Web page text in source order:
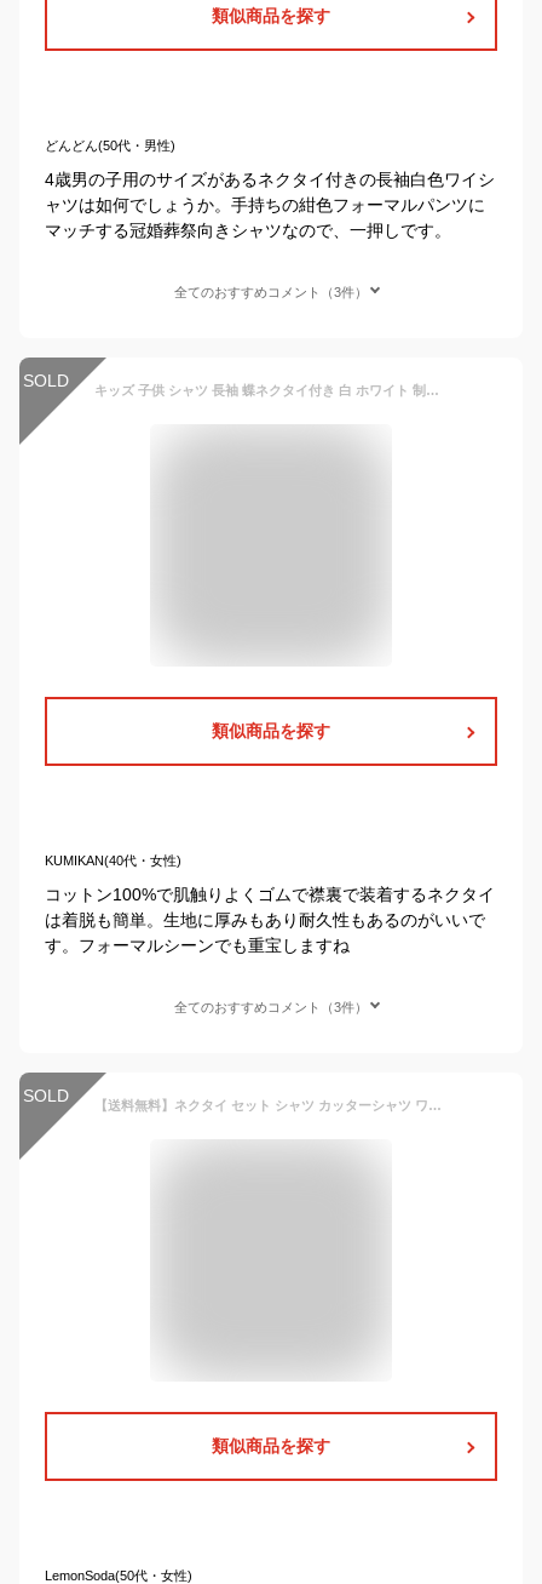
類似商品を探す
どんどん(50代・男性)
4歳男の子用のサイズがあるネクタイ付きの長袖白色ワイシ
ャツは如何でしょうか。手持ちの紺色フォーマルパンツに
マッチする冠婚葬祭向きシャツなので、一押しです。
全てのおすすめコメント（3件）
SOLD キッズ 子供 シャツ 長袖 蝶ネクタイ付き 白 ホワイト 制服 コットン オックス 卒業式 入学式 卒園 スクール 男の子 冠婚葬祭 七五三 発表会 110cm 120cm 130cm 140cm 150cm 160cm 170cm ワイシャツ Yシャツ カッターシャツ フォーマル 入学準備
類似商品を探す
KUMIKAN(40代・女性)
コットン100%で肌触りよくゴムで襟裏で装着するネクタイ
は着脱も簡単。生地に厚みもあり耐久性もあるのがいいで
す。フォーマルシーンでも重宝しますね
全てのおすすめコメント（3件）
SOLD 【送料無料】ネクタイ セット シャツ カッターシャツ ワイシャツ 長袖 ボタンダウン 角襟 角衿 オックスフォード 綿混 白 ホワイト フォーマル スクールシャツ 入園式 卒園式 入学式 受験 発表会
類似商品を探す
LemonSoda(50代・女性)